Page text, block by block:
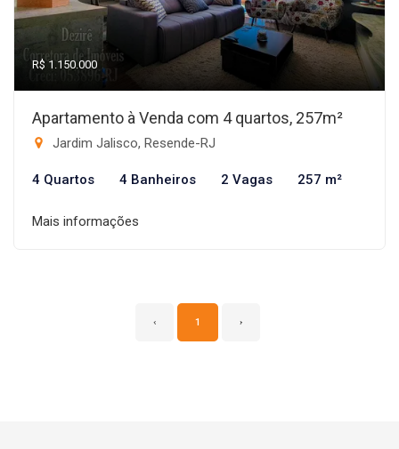
R$ 1.150.000
Apartamento à Venda com 4 quartos, 257m²
Jardim Jalisco, Resende-RJ
4 Quartos 4 Banheiros 2 Vagas 257 m²
Mais informações
‹ 1 ›